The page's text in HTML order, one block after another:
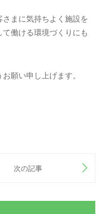
まに気持ちよく施設を
働ける環境づくりにも
願い申し上げます。